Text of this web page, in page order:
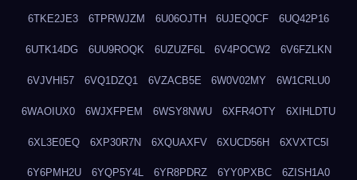
6TKE2JE3 6TPRWJZM 6U06OJTH 6UJEQ0CF 6UQ42P16
6UTK14DG 6UU9ROQK 6UZUZF6L 6V4POCW2 6V6FZLKN
6VJVHI57 6VQ1DZQ1 6VZACB5E 6W0V02MY 6W1CRLU0
6WAOIUX0 6WJXFPEM 6WSY8NWU 6XFR4OTY 6XIHLDTU
6XL3E0EQ 6XP30R7N 6XQUAXFV 6XUCD56H 6XVXTC5I
6Y6PMH2U 6YQP5Y4L 6YR8PDRZ 6YY0PXBC 6ZISH1A0